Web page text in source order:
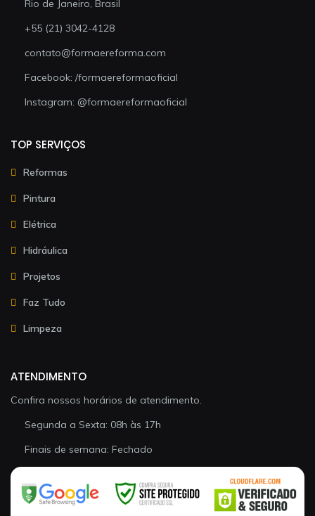
Rio de Janeiro, Brasil
+55 (21) 3042-4128
contato@formaereforma.com
Facebook: /formaereformaoficial
Instagram: @formaereformaoficial
TOP SERVIÇOS
Reformas
Pintura
Elétrica
Hidráulica
Projetos
Faz Tudo
Limpeza
ATENDIMENTO
Confira nossos horários de atendimento.
Segunda a Sexta: 08h às 17h
Finais de semana: Fechado